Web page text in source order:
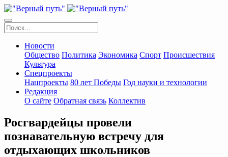
Новости
Общество Политика Экономика Спорт Происшествия
Культура
Спецпроекты
Нацпроекты 80 лет Победы Год науки и технологии
Редакция
О сайте Обратная связь Коллектив
Росгвардейцы провели
познавательную встречу для
отдыхающих школьников